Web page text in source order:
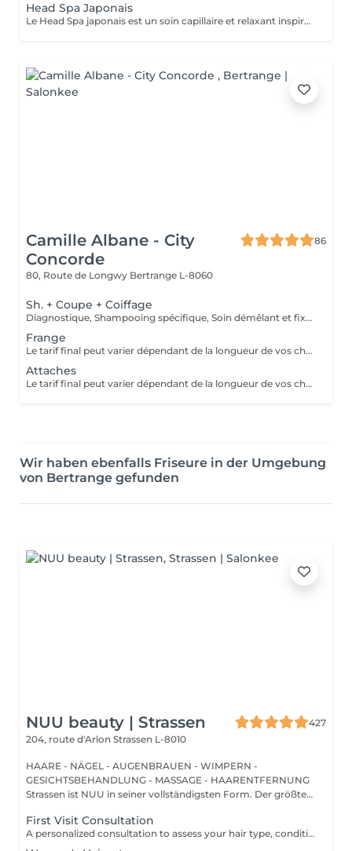
Head Spa Japonais
Le Head Spa japonais est un soin capillaire et relaxant inspiré des rituels de bien-être japonais. Alliant techniques de massage du cuir chevelu, soins purifiants et hydratants, il cible à la fois la santé des cheveux et l'apaisement de l'esprit. Grâce à des mouvements précis et à des produits naturels, ce rituel libère les tensions, améliore la circulation sanguine et stimule la croissance capillaire. Idéal pour ceux qui recherchent un moment de détente profonde et des cheveux revitalisés, le Head Spa japonais apporte fraîcheur, équilibre et éclat des racines aux pointes.
Camille Albane - City
Concorde
86
80, Route de Longwy Bertrange L-8060
Sh. + Coupe + Coiffage
Diagnostique, Shampooing spécifique, Soin démêlant et fixation inclus. Veuillez prendre note que les prix indiqués sur Salonkee sont communiqués à titre informatif et s'entendent de base. Ces derniers sont susceptibles de varier selon le diagnostic réalisé à votre arrivée au salon et l'expertise du professionnel à qui vous confiez votre beauté. Dans tous les cas, un devis précis vous sera proposé et toutes réalisations de prestations seront effectuées avec votre accord.
Frange
Le tarif final peut varier dépendant de la longueur de vos cheveux ainsi que des soins et produits utilisés.
Attaches
Le tarif final peut varier dépendant de la longueur de vos cheveux ainsi que des soins et produits utilisés.
Wir haben ebenfalls Friseure in der Umgebung
von Bertrange gefunden
NUU beauty | Strassen
427
204, route d'Arlon Strassen L-8010
HAARE - NÄGEL - AUGENBRAUEN - WIMPERN -
GESICHTSBEHANDLUNG - MASSAGE - HAARENTFERNUNG
Strassen ist NUU in seiner vollständigsten Form. Der größte
First Visit Consultation
A personalized consultation to assess your hair type, condition, and goals helping us recommend the perfect treatments, color, or cut to suit your style and lifestyle.